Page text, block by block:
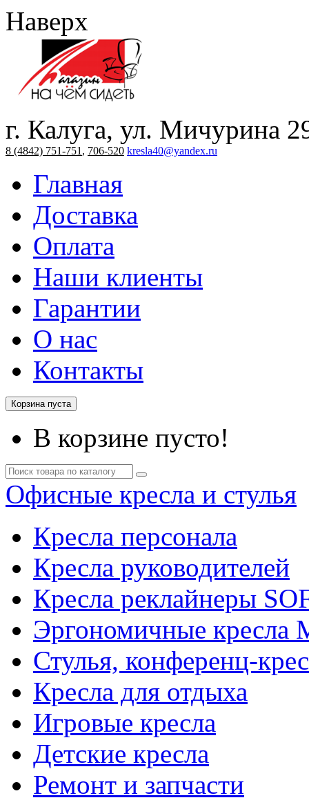
Наверх
г. Калуга, ул. Мичурина
8 (4842) 751-751 , 706-520 kresla40@yandex.ru
Главная
Доставка
Оплата
Наши клиенты
Гарантии
О нас
Контакты
Корзина пуста
В корзине пусто!
Офисные кресла и стулья
Кресла персонала
Кресла руководителей
Кресла реклайнеры
Эргономичные
Стулья, конференц-
Кресла для отдыха
Игровые кресла
Детские кресла
Ремонт и запчасти